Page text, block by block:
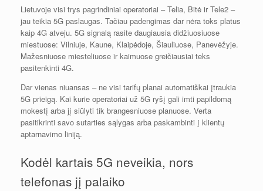
Lietuvoje visi trys pagrindiniai operatoriai – Telia, Bitė ir Tele2 –
jau teikia 5G paslaugas. Tačiau padengimas dar nėra toks platus
kaip 4G atveju. 5G signalą rasite daugiausia didžiuosiuose
miestuose: Vilniuje, Kaune, Klaipėdoje, Šiauliuose, Panevėžyje.
Mažesniuose miesteliuose ir kaimuose greičiausiai teks
pasitenkinti 4G.
Dar vienas niuansas – ne visi tarifų planai automatiškai įtraukia
5G prieigą. Kai kurie operatoriai už 5G ryšį gali imti papildomą
mokestį arba jį siūlyti tik brangesniuose planuose. Verta
pasitikrinti savo sutarties sąlygas arba paskambinti į klientų
aptarnavimo liniją.
Kodėl kartais 5G neveikia, nors
telefonas jį palaiko